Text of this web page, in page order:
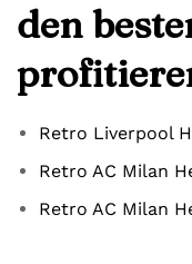
den
Retro Liverpool
Retro AC Milan
Retro AC Milan